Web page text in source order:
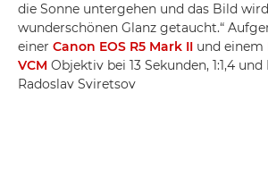
die Sonne untergehen und das Bild
wunderschönen Glanz getaucht.“
einer Canon EOS R5 Mark II und einem
VCM Objektiv bei 13 Sekunden, 1:1,4
Radoslav Sviretsov